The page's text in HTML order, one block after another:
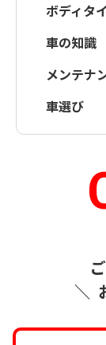
ボディタ
車の知識
メンテナ
車選び
＼